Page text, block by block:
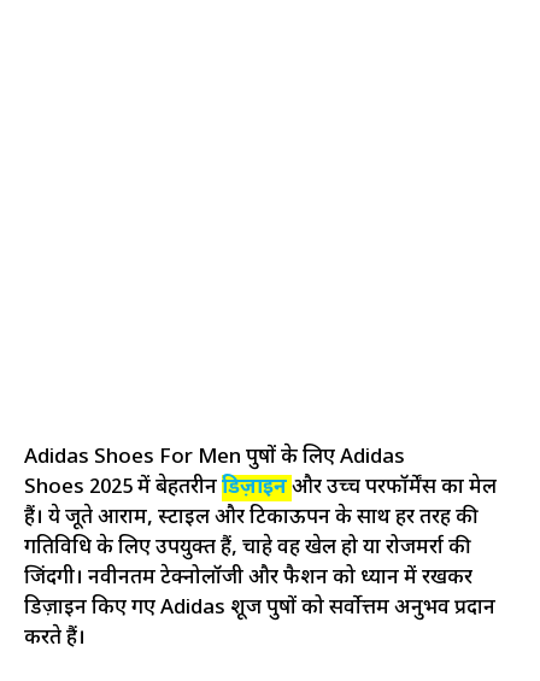
Adidas Shoes For Men पुरुषों के लिए Adidas
Shoes 2025 में बेहतरीनडिज़ाइनऔर उच्च परफॉर्मेंस का मेल
हैं। ये जूते आराम, स्टाइल और टिकाऊपन के साथ हर तरह की
गतिविधि के लिए उपयुक्त हैं, चाहे वह खेल हो या रोजमर्रा की
जिंदगी। नवीनतम टेक्नोलॉजी और फैशन को ध्यान में रखकर
डिज़ाइन किए गए Adidas शूज पुरुषों को सर्वोत्तम अनुभव प्रदान
करते हैं।